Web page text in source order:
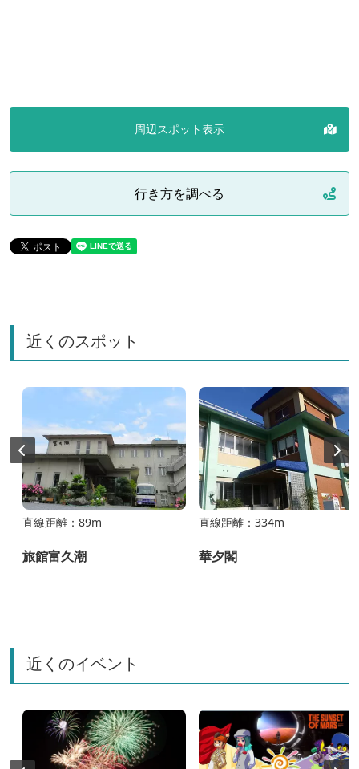
周辺スポット表示
行き方を調べる
近くのスポット
直線距離：89m
旅館富久潮
直線距離：334m
華夕閣
近くのイベント